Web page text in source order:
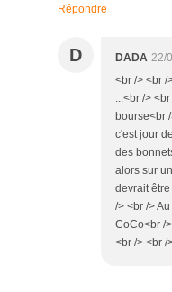
Répondre
D DADA 22/
<br /> <br /
...<br />
bourse<br
c'est jour
des
alors sur
devrait
/> <br />
CoCo<br /
<br /> <br /